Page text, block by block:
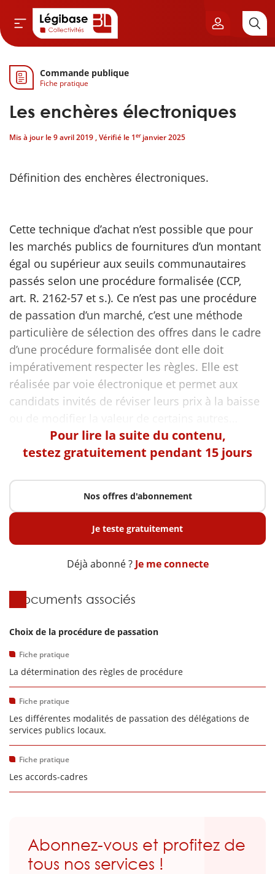
& Cimetières
Commande publique
Fiche pratique
Les enchères électroniques
Mis à jour le9 avril 2019 , Vérifié le 1er janvier 2025
Définition des enchères électroniques.
Cette technique d’achat n’est possible que pour
les marchés publics de fournitures d’un montant
égal ou supérieur aux seuils communautaires
passés selon une procédure formalisée (CCP,
art. R. 2162-57 et s.). Ce n’est pas une procédure
de passation d’un marché, c’est une méthode
particulière de sélection des offres dans le cadre
d’une procédure formalisée dont elle doit
impérativement respecter les règles. Elle est
réalisée par voie électronique et permet aux
candidats invités de réviser leurs prix à la baisse
Pour lire la suite du contenu,
testez gratuitement pendant 15 jours
Nos offres d'abonnement
Je teste gratuitement
Déjà abonné ? Je me connecte
Documents associés
Choix de la procédure de passation
Fiche pratique
La détermination des règles de procédure
Fiche pratique
Les différentes modalités de passation des délégations de
services publics locaux.
Fiche pratique
Les accords-cadres
Abonnez-vous et profitez de
tous nos services !